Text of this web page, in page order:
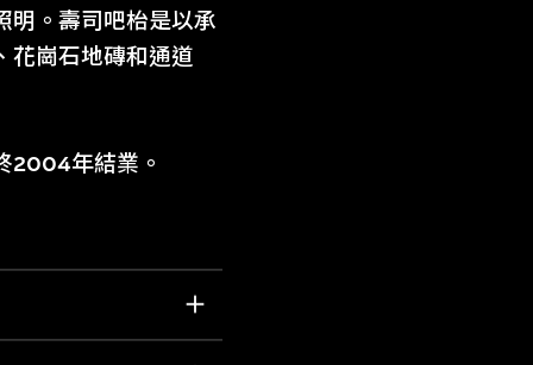
明。壽司吧枱是以承
花崗石地磚和通道
2004年結業。